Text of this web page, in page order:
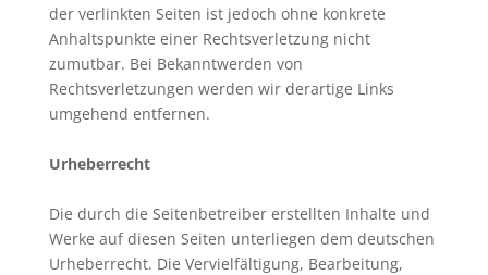
der verlinkten Seiten ist jedoch ohne konkrete
Anhaltspunkte einer Rechtsverletzung nicht
zumutbar. Bei Bekanntwerden von
Rechtsverletzungen werden wir derartige Links
umgehend entfernen.
Urheberrecht
Die durch die Seitenbetreiber erstellten Inhalte und
Werke auf diesen Seiten unterliegen dem deutschen
Urheberrecht. Die Vervielfältigung, Bearbeitung,